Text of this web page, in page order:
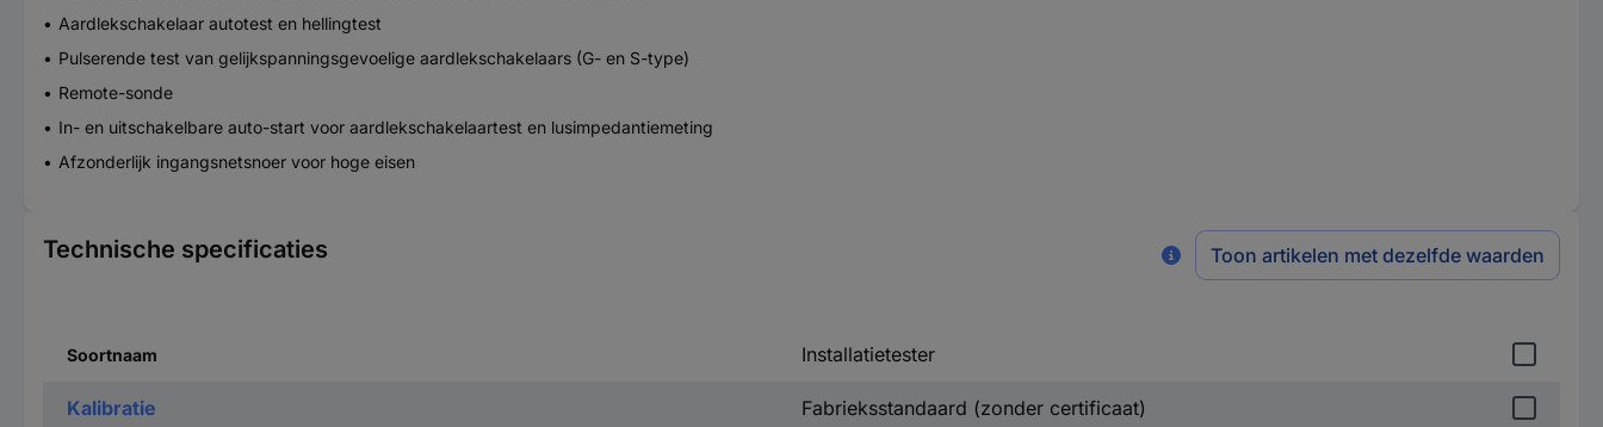
Aardlekschakelaar autotest en hellingtest
Pulserende test van gelijkspanningsgevoelige aardlekschakelaars (G- en S-type)
Remote-sonde
In- en uitschakelbare auto-start voor aardlekschakelaartest en lusimpedantiemeting
Afzonderlijk ingangsnetsnoer voor hoge eisen
Technische specificaties Toon artikelen met dezelfde waarden
Soortnaam Installatietester
Kalibratie Fabrieksstandaard (zonder certificaat)